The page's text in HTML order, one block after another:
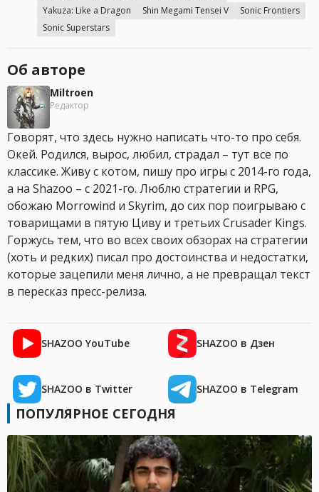
Yakuza: Like a Dragon
Shin Megami Tensei V
Sonic Frontiers
Sonic Superstars
Об авторе
Miltroen
Редактор
Говорят, что здесь нужно написать что-то про себя.
Окей. Родился, вырос, любил, страдал – тут все по
классике. Живу с котом, пишу про игры с 2014-го года,
а на Shazoo – с 2021-го. Люблю стратегии и RPG,
обожаю Morrowind и Skyrim, до сих пор поигрываю с
товарищами в пятую Циву и третьих Crusader Kings.
Горжусь тем, что во всех своих обзорах на стратегии
(хоть и редких) писал про достоинства и недостатки,
которые зацепили меня лично, а не превращал текст
в пересказ пресс-релиза.
SHAZOO YouTube SHAZOO в Дзен
SHAZOO в Twitter SHAZOO в Telegram
ПОПУЛЯРНОЕ СЕГОДНЯ